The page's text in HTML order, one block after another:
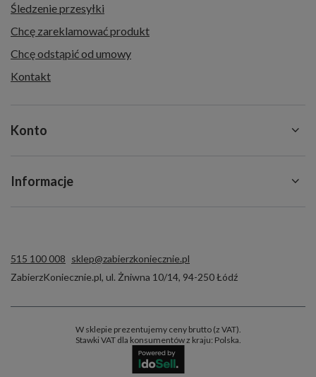
Śledzenie przesyłki
Chcę zareklamować produkt
Chcę odstąpić od umowy
Kontakt
Konto
Informacje
515 100 008 sklep@zabierzkoniecznie.pl
ZabierzKoniecznie.pl, ul. Żniwna 10/14, 94-250Łódź
W sklepie prezentujemy ceny brutto (z VAT).
Stawki VAT dla konsumentów z kraju: Polska